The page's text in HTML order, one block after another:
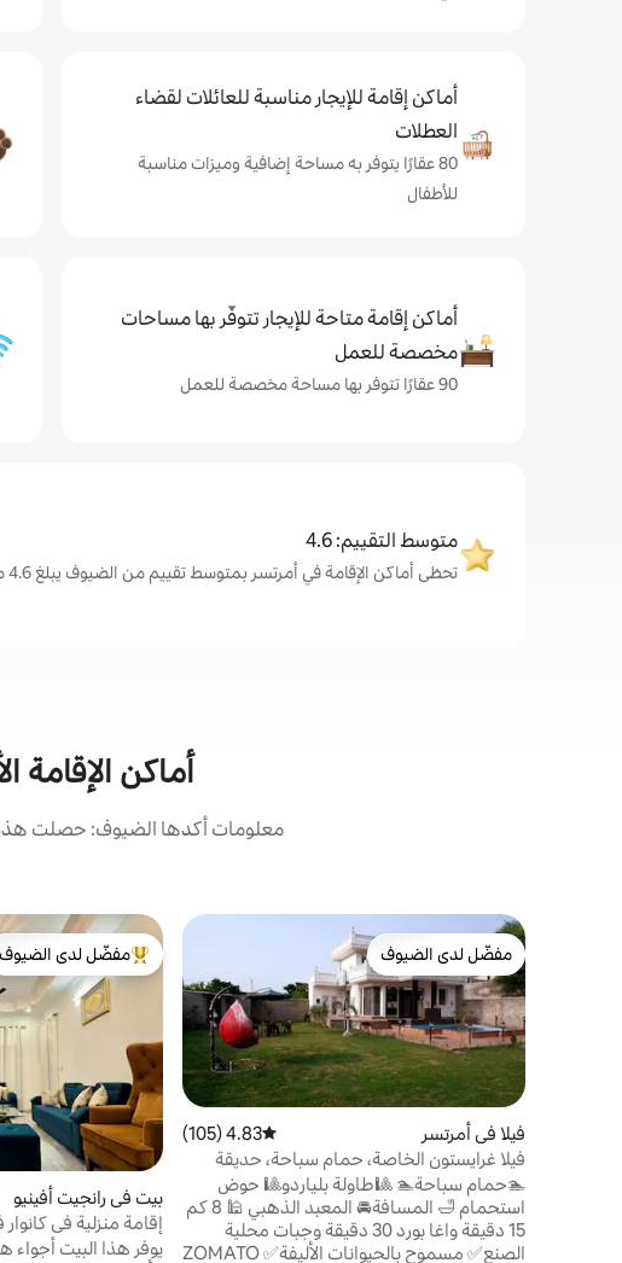
أماكن إقامة للإيجار مناسبة للعائلات لقضاء
العطلات
80 عقارًا يتوفر به مساحة إضافية وميزات مناسبة
للأطفال
أماكن إقامة متاحة للإيجار تتوفّر بها مساحات
مخصصة للعمل
90 عقارًا تتوفر بها مساحة مخصصة للعمل
متوسط التقييم: 4.6
تحظى أماكن الإقامة في أمرتسر بمتوسط تقييم من الضيوف يبلغ 4.6 من 5
أماكن الإقامة
معلومات أكدها الضيوف: حصلت هذه
مفضّل لدى الضيوف
مفضّل لدى الضيوف
فيلا في أمرتسر متوسط التقييم 4.83 من 5، 105 مراجعات
4.83 (105)
فيلا غرايستون الخاصة، حمام سباحة، حديقة
كبيرة
🏊حمام سباحة🏊 🎱طاولة بلياردو🎱 حوض
استحمام 🛁 المسافة🚘 المعبد الذهبي 🕌 8 كم
15 دقيقة واغا بورد 30 دقيقة وجبات محلية
الصنع✅️ مسموح بالحيوانات الأليفة✅️ ZOMATO
من أبرز البيوت
مفضّل لدى الضيوف
بيت في رانجيت أفينيو
إقامة منزلية في
سيارات/مطبخ/حدائق
يوفر هذا البيت أجواء